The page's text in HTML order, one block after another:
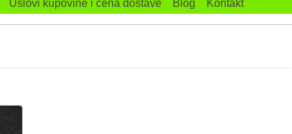
Uslovi kupovine i cena dostave Blog Kontakt